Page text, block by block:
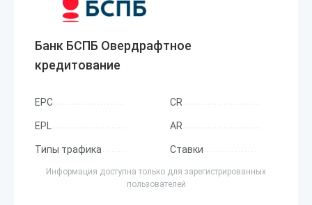
Банк БСПБ Овердрафтное
кредитование
EPC CR
EPL AR
Типы трафика Ставки
Информация доступна только для зарегистрированных
пользователей